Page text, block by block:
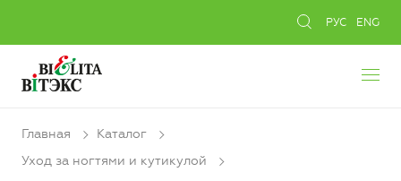
РУС ENG
Главная
Каталог
Уход за ногтями и кутикулой